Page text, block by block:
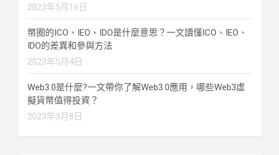
2023年5月16日
幣圈的ICO、IEO、IDO是什麼意思？一文讀懂ICO、IEO、
IDO的差異和參與方法
2023年5月4日
Web3.0是什麼?一文帶你了解Web3.0應用，哪些Web3虛
擬貨幣值得投資？
2023年3月8日